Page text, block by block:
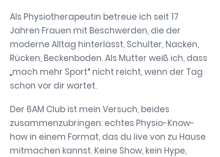
Als Physiotherapeutin betreue ich seit 17
Jahren Frauen mit Beschwerden, die der
moderne Alltag hinterlässt, Schulter, Nacken,
Rücken, Beckenboden. Als Mutter weiß ich, dass
„mach mehr Sport“ nicht reicht, wenn der Tag
schon vor dir wartet.
Der 6AM Club ist mein Versuch, beides
zusammenzubringen: echtes Physio-Know-
how in einem Format, das du live von zu Hause
mitmachen kannst. Keine Show, kein Hype,